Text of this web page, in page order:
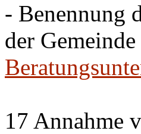
- Benennung
der Gemeinde
17 Annahme